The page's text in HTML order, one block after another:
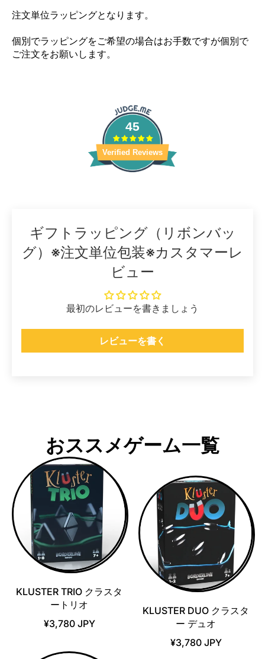
注文単位ラッピングとなります。
個別でラッピングをご希望の場合はお手数ですが個別で
ご注文をお願いします。
45
Verified Reviews
ギフトラッピング（リボンバッ
グ）※注文単位包装※カスタマーレ
ビュー
最初のレビューを書きましょう
レビューを書く
おススメゲーム一覧
KLUSTER TRIO クラスタ
ートリオ
¥3,780 JPY
KLUSTER DUO クラスタ
ー デュオ
¥3,780 JPY